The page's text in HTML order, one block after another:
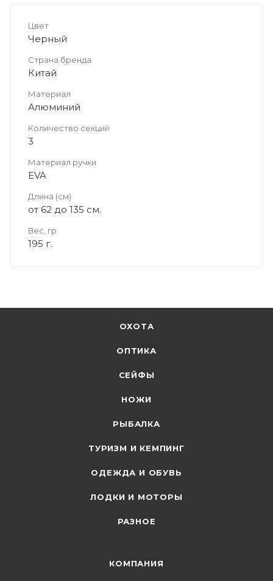
Цвет
Черный
Страна бренда
Китай
Материал
Алюминий
Количество секций
3
Материал ручки
EVA
Длина (см)
от 62 до 135 см.
Вес, гр
195 г.
ОХОТА
ОПТИКА
СЕЙФЫ
НОЖИ
РЫБАЛКА
ТУРИЗМ И КЕМПИНГ
ОДЕЖДА И ОБУВЬ
ЛОДКИ И МОТОРЫ
РАЗНОЕ
КОМПАНИЯ